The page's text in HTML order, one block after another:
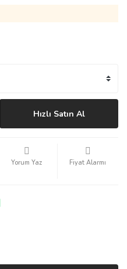
Hızlı Satın Al
Yorum Yaz Fiyat Alarmı